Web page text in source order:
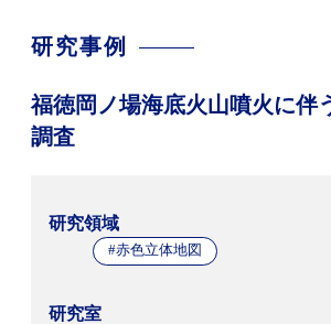
研究事例
福徳岡ノ場海底火山噴火に伴
調査
研究領域
#赤色立体地図
研究室